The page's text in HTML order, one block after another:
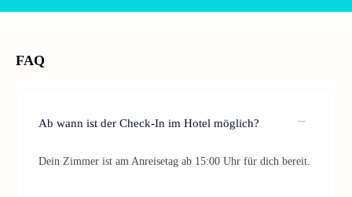
FAQ
Ab wann ist der Check-In im Hotel möglich?
Dein Zimmer ist am Anreisetag ab 15:00 Uhr für dich bereit.